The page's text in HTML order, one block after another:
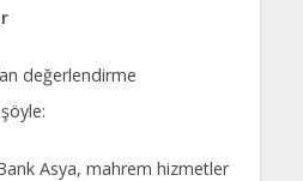
değerlendirme
Asya, mahrem hizmetler